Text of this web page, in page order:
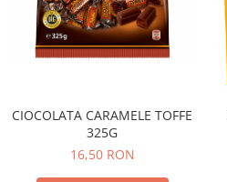
CIOCOLATA CARAMELE TOFFE
325G
16,50 RON